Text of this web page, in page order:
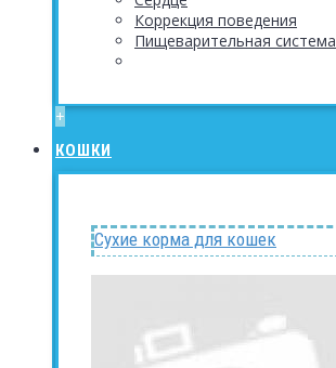
Коррекция поведения
Пищеварительная система
+
КОШКИ
Сухие корма для кошек